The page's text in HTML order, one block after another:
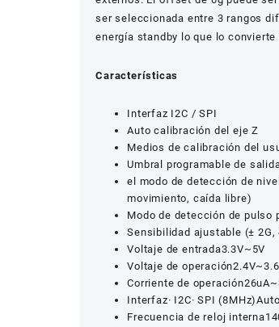
ser seleccionada entre 3 rangos
energía standby lo que lo
Características
Interfaz I2C / SPI
Auto calibración del eje Z
Medios de calibración del
Umbral programable de
el modo de detección de
movimiento, caída libre)
Modo de detección de pulso
Sensibilidad ajustable (± 2G,
Voltaje de entrada3.3V~5V
Voltaje de
Corriente de
Interfaz· I2C· SPI
Frecuencia de reloj